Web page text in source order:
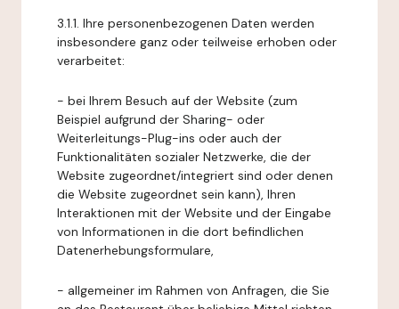
3.1.1. Ihre personenbezogenen Daten werden
insbesondere ganz oder teilweise erhoben oder
verarbeitet:
- bei Ihrem Besuch auf der Website (zum
Beispiel aufgrund der Sharing- oder
Weiterleitungs-Plug-ins oder auch der
Funktionalitäten sozialer Netzwerke, die der
Website zugeordnet/integriert sind oder denen
die Website zugeordnet sein kann), Ihren
Interaktionen mit der Website und der Eingabe
von Informationen in die dort befindlichen
Datenerhebungsformulare,
- allgemeiner im Rahmen von Anfragen, die Sie